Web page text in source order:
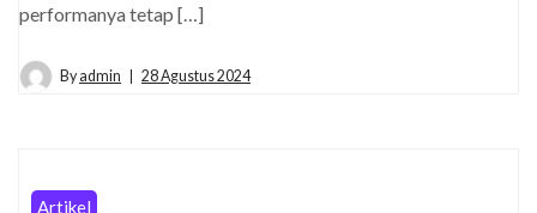
performanya tetap […]
By admin 28 Agustus 2024
Artikel